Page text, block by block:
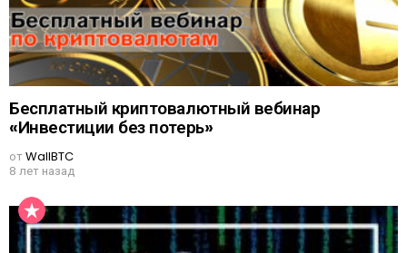
Бесплатный криптовалютный вебинар
«Инвестиции без потерь»
отWallBTC
8 лет назад